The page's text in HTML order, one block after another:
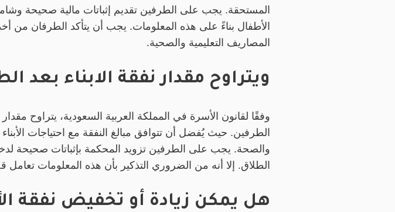
المستحقة. يجب على الطرفين تقديم إثباتات مالية صحيحة
الأطفال بناءً على هذه المعلومات. يجب أن يتأكد الطرفان من
المصاريف التعليمية والصحية.
ويتراوح مقدار نفقة الابناء بعد
وفقًا لقانون الأسرة في المملكة العربية السعودية، يتراوح
الطرفين. حيث يُفضل أن تتوافق مبالغ النفقة مع احتياجات
والصحة. يجب على الطرفين تزويد المحكمة بإثباتات صحيحة
الطلاق. إلا أنه من الضروري التذكير بأن هذه المعلومات
هل يمكن زيادة أو تخفيض نفقة